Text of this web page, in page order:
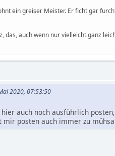
ein greiser Meister. Er ficht gar
das, auch wenn nur vielleicht ganz
2020, 07:53:50
auch noch ausführlich
mir posten auch immer zu